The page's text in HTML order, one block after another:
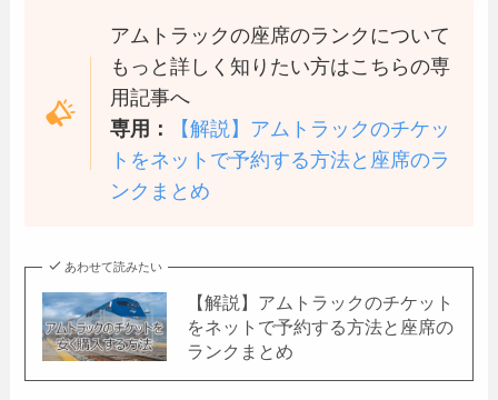
アムトラックの座席のランクについて
もっと詳しく知りたい方はこちらの専
用記事へ
専用：
【解説】アムトラックのチケッ
トをネットで予約する方法と座席のラ
ンクまとめ
あわせて読みたい
【解説】アムトラックのチケット
をネットで予約する方法と座席の
ランクまとめ